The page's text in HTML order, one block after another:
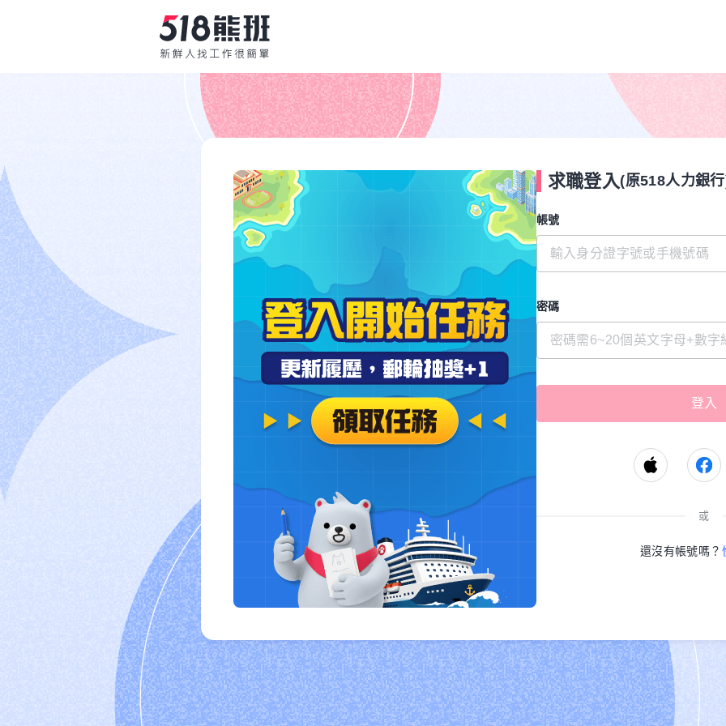
求職登入(原518人力銀
帳號
密碼
或
還沒有帳號嗎？